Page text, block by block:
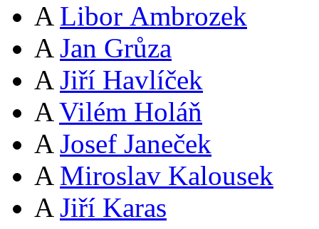
A Libor Ambrozek
A Jan Grůza
A Jiří Havlíček
A Vilém Holáň
A Josef Janeček
A Miroslav Kalousek
A Jiří Karas